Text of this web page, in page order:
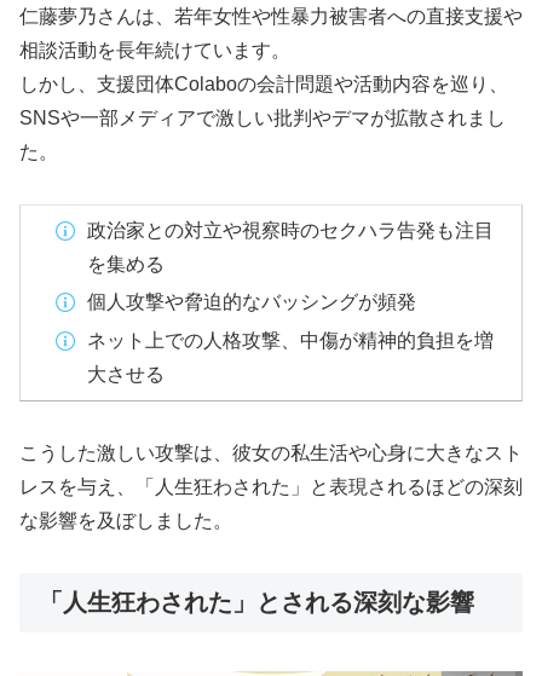
仁藤夢乃さんは、若年女性や性暴力被害者への直接支援や
相談活動を長年続けています。
しかし、支援団体Colaboの会計問題や活動内容を巡り、
SNSや一部メディアで激しい批判やデマが拡散されまし
た。
政治家との対立や視察時のセクハラ告発も注目
を集める
個人攻撃や脅迫的なバッシングが頻発
ネット上での人格攻撃、中傷が精神的負担を増
大させる
こうした激しい攻撃は、彼女の私生活や心身に大きなスト
レスを与え、「人生狂わされた」と表現されるほどの深刻
な影響を及ぼしました。
「人生狂わされた」とされる深刻な影響